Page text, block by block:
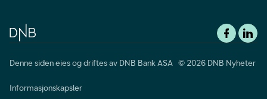
Denne siden eies og driftes av DNB Bank ASA © 2026 DNB Nyheter
Informasjonskapsler